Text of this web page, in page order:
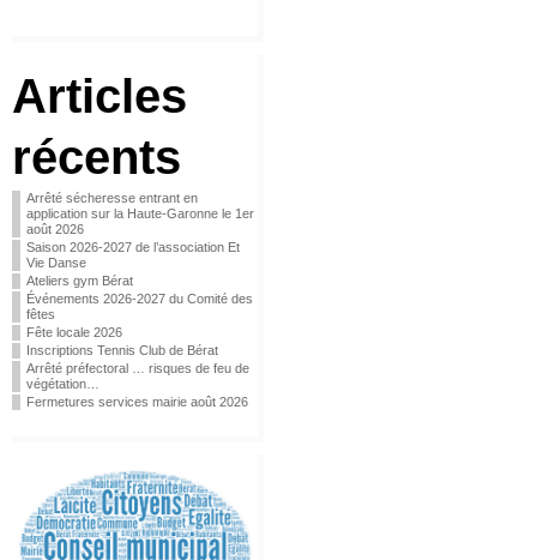
Articles
récents
Arrêté sécheresse entrant en
application sur la Haute-Garonne le 1er
août 2026
Saison 2026-2027 de l’association Et
Vie Danse
Ateliers gym Bérat
Événements 2026-2027 du Comité des
fêtes
Fête locale 2026
Inscriptions Tennis Club de Bérat
Arrêté préfectoral … risques de feu de
végétation…
Fermetures services mairie août 2026